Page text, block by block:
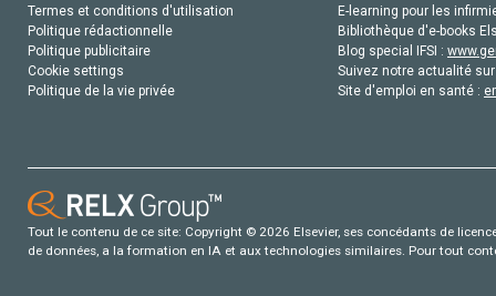
Termes et conditions d'utilisation
Politique rédactionnelle
Politique publicitaire
Cookie settings
Politique de la vie privée
E-learning pour les
Bibliothèque d'e-books
Blog special IFSI :
Suivez notre actualité
Site d'emploi en santé :
Tout le contenu de ce site: Copyright © 2026 Elsevier, ses concédants de
de données, a la formation en IA et aux technologies similaires. Pour tout